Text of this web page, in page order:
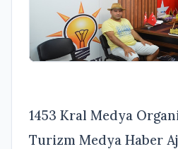
1453 Kral Medya
Turizm Medya Haber